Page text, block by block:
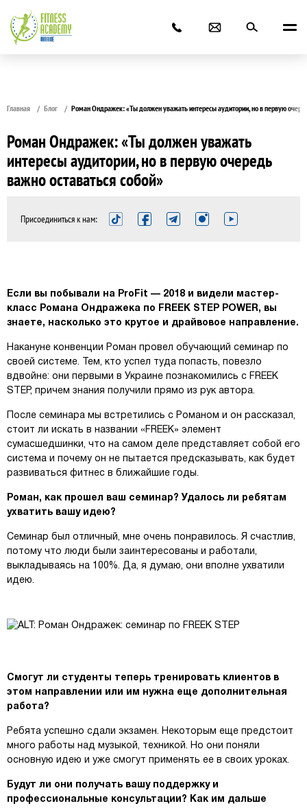
Главная Блог Роман Ондражек: «Ты должен уважать интересы аудитории, но в первую
Роман Ондражек: «Ты должен уважать
интересы аудитории, но в первую очередь
важно оставаться собой»
Присоединиться к нам:
Если вы побывали на ProFit — 2018 и видели мастер-
класс Романа Ондражека по FREEK STEP POWER, вы
знаете, насколько это крутое и драйвовое направление.
Накануне конвенции Роман провел обучающий семинар по
своей системе. Тем, кто успел туда попасть, повезло
вдвойне: они первыми в Украине познакомились с FREEK
STEP, причем знания получили прямо из рук автора.
После семинара мы встретились с Романом и он рассказал,
стоит ли искать в названии «FREEK» элемент
сумасшедшинки, что на самом деле представляет собой его
система и почему он не пытается предсказывать, как будет
развиваться фитнес в ближайшие годы.
Роман, как прошел ваш семинар? Удалось ли ребятам
ухватить вашу идею?
Семинар был отличный, мне очень понравилось. Я счастлив,
потому что люди были заинтересованы и работали,
выкладываясь на 100%. Да, я думаю, они вполне ухватили
идею.
Смогут ли студенты теперь тренировать клиентов в
этом направлении или им нужна еще дополнительная
работа?
Ребята успешно сдали экзамен. Некоторым еще предстоит
много работы над музыкой, техникой. Но они поняли
основную идею и уже смогут применять ее в своих уроках.
Будут ли они получать вашу поддержку и
профессиональные консультации? Как им дальше